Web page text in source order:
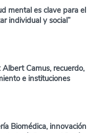
mental es clave para el
individual y social”
Albert Camus, recuerdo,
e instituciones
Biomédica, innovación